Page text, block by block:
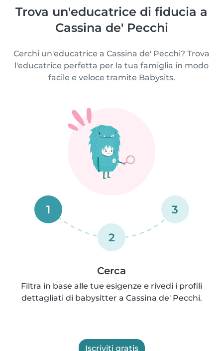
Trova un'educatrice di fiducia a
Cassina de' Pecchi
Cerchi un'educatrice a Cassina de' Pecchi? Trova
l'educatrice perfetta per la tua famiglia in modo
facile e veloce tramite Babysits.
1
2
3
Cerca
Filtra in base alle tue esigenze e rivedi i profili
dettagliati di babysitter a Cassina de' Pecchi.
Iscriviti gratis